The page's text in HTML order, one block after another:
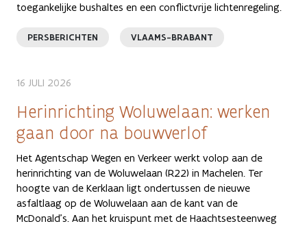
toegankelijke bushaltes en een conflictvrije lichtenregeling.
PERSBERICHTEN VLAAMS-BRABANT
16 JULI 2026
Herinrichting Woluwelaan: werken
gaan door na bouwverlof
Het Agentschap Wegen en Verkeer werkt volop aan de
herinrichting van de Woluwelaan (R22) in Machelen. Ter
hoogte van de Kerklaan ligt ondertussen de nieuwe
asfaltlaag op de Woluwelaan aan de kant van de
McDonald’s. Aan het kruispunt met de Haachtsesteenweg